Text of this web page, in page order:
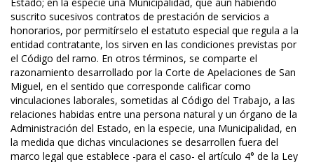
Estado; en la especie una Municipalidad, que aún habiendo
suscrito sucesivos contratos de prestación de servicios a
honorarios, por permitírselo el estatuto especial que regula a la
entidad contratante, los sirven en las condiciones previstas por
el Código del ramo. En otros términos, se comparte el
razonamiento desarrollado por la Corte de Apelaciones de San
Miguel, en el sentido que corresponde calificar como
vinculaciones laborales, sometidas al Código del Trabajo, a las
relaciones habidas entre una persona natural y un órgano de la
Administración del Estado, en la especie, una Municipalidad, en
la medida que dichas vinculaciones se desarrollen fuera del
marco legal que establece -para el caso- el artículo 4° de la Ley